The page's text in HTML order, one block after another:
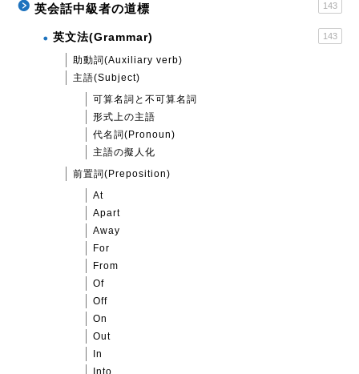
英会話中級者の道標 143
英文法(Grammar) 143
助動詞(Auxiliary verb)
主語(Subject)
可算名詞と不可算名詞
形式上の主語
代名詞(Pronoun)
主語の擬人化
前置詞(Preposition)
At
Apart
Away
For
From
Of
Off
On
Out
In